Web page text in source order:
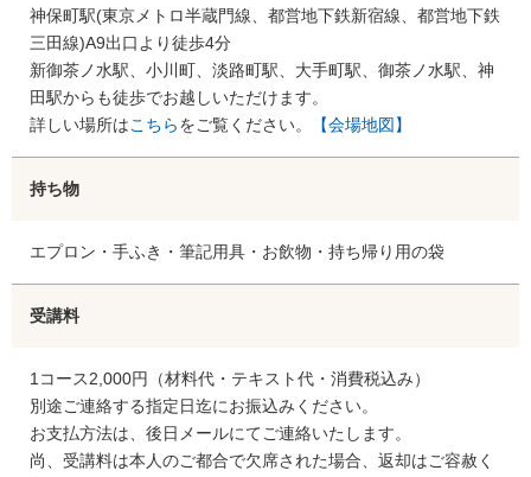
神保町駅(東京メトロ半蔵門線、都営地下鉄新宿線、都営地下鉄
三田線)A9出口より徒歩4分
新御茶ノ水駅、小川町、淡路町駅、大手町駅、御茶ノ水駅、神
田駅からも徒歩でお越しいただけます。
詳しい場所はこちらをご覧ください。 【会場地図】
持ち物
エプロン・手ふき・筆記用具・お飲物・持ち帰り用の袋
受講料
1コース2,000円（材料代・テキスト代・消費税込み）
別途ご連絡する指定日迄にお振込みください。
お支払方法は、後日メールにてご連絡いたします。
尚、受講料は本人のご都合で欠席された場合、返却はご容赦く